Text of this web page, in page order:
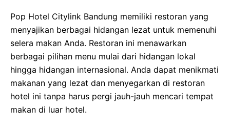
Pop Hotel Citylink Bandung memiliki restoran yang
menyajikan berbagai hidangan lezat untuk memenuhi
selera makan Anda. Restoran ini menawarkan
berbagai pilihan menu mulai dari hidangan lokal
hingga hidangan internasional. Anda dapat menikmati
makanan yang lezat dan menyegarkan di restoran
hotel ini tanpa harus pergi jauh-jauh mencari tempat
makan di luar hotel.